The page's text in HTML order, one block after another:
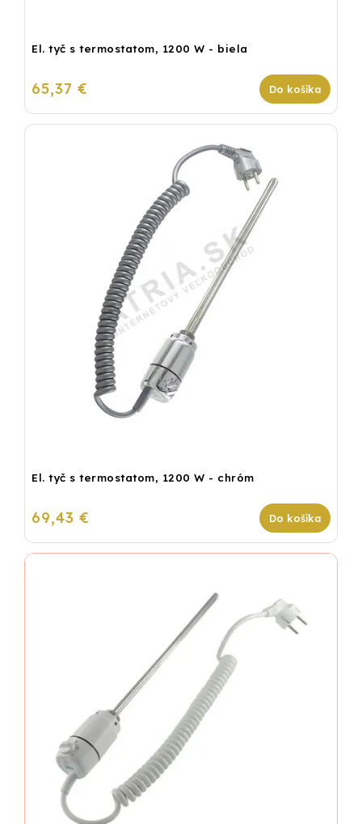
El. tyč s termostatom, 1200 W - biela
65,37 € Do košíka
El. tyč s termostatom, 1200 W - chróm
69,43 € Do košíka